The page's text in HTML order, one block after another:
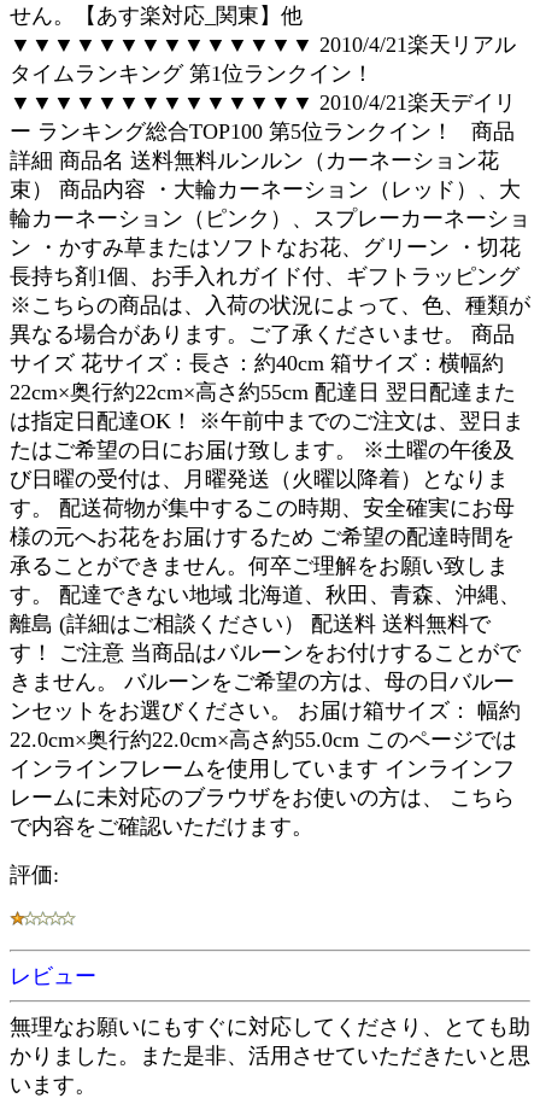
せん。【あす楽対応_関東】他
▼▼▼▼▼▼▼▼▼▼▼▼▼▼ 2010/4/21楽天リアル
タイムランキング 第1位ランクイン！
▼▼▼▼▼▼▼▼▼▼▼▼▼▼ 2010/4/21楽天デイリ
ー ランキング総合TOP100 第5位ランクイン！ 商品
詳細 商品名 送料無料ルンルン（カーネーション花
束） 商品内容 ・大輪カーネーション（レッド）、大
輪カーネーション（ピンク）、スプレーカーネーショ
ン ・かすみ草またはソフトなお花、グリーン ・切花
長持ち剤1個、お手入れガイド付、ギフトラッピング
※こちらの商品は、入荷の状況によって、色、種類が
異なる場合があります。ご了承くださいませ。 商品
サイズ 花サイズ：長さ：約40cm 箱サイズ：横幅約
22cm×奥行約22cm×高さ約55cm 配達日 翌日配達また
は指定日配達OK！ ※午前中までのご注文は、翌日ま
たはご希望の日にお届け致します。 ※土曜の午後及
び日曜の受付は、月曜発送（火曜以降着）となりま
す。 配送荷物が集中するこの時期、安全確実にお母
様の元へお花をお届けするため ご希望の配達時間を
承ることができません。何卒ご理解をお願い致しま
す。 配達できない地域 北海道、秋田、青森、沖縄、
離島 (詳細はご相談ください） 配送料 送料無料で
す！ ご注意 当商品はバルーンをお付けすることがで
きません。 バルーンをご希望の方は、母の日バルー
ンセットをお選びください。 お届け箱サイズ： 幅約
22.0cm×奥行約22.0cm×高さ約55.0cm このページでは
インラインフレームを使用しています インラインフ
レームに未対応のブラウザをお使いの方は、 こちら
で内容をご確認いただけます。
評価:
レビュー
無理なお願いにもすぐに対応してくださり、とても助
かりました。また是非、活用させていただきたいと思
います。